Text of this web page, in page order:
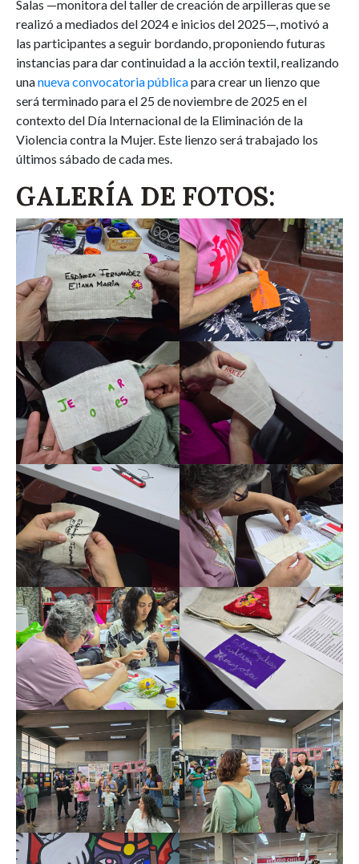
Salas —monitora del taller de creación de arpilleras que se
realizó a mediados del 2024 e inicios del 2025—, motivó a
las participantes a seguir bordando, proponiendo futuras
instancias para dar continuidad a la acción textil, realizando
unanueva convocatoria públicapara crear un lienzo que
será terminado para el 25 de noviembre de 2025 en el
contexto del Día Internacional de la Eliminación de la
Violencia contra la Mujer. Este lienzo será trabajado los
últimos sábado de cada mes.
GALERÍA DE FOTOS: